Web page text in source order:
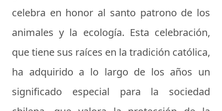
celebra en honor al santo patrono de los
animales y la ecología. Esta celebración,
que tiene sus raíces en la tradición católica,
ha adquirido a lo largo de los años un
significado especial para la sociedad